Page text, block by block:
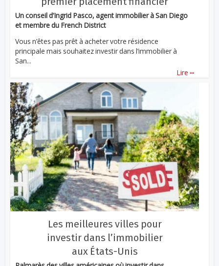
Un conseil d’Ingrid Pasco, agent immobilier à San Diego
et membre du French District
Vous n’êtes pas prêt à acheter votre résidence
principale mais souhaitez investir dans l’immobilier à
San...
Lire ...
Les meilleures villes pour
investir dans l’immobilier
aux États-Unis